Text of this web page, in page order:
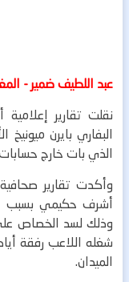
عبد اللطيف ضمير -
نقلت تقارير إعلامية
البفاري بايرن
الذي بات خارج
وأكدت تقارير
أشرف حكيمي بسبب
وذلك لسد الخصاص
شغله اللاعب رفقة
الميدان.